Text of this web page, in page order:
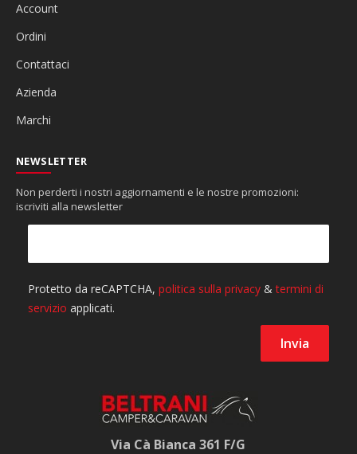
Account
Ordini
Contattaci
Azienda
Marchi
NEWSLETTER
Non perderti i nostri aggiornamenti e le nostre promozioni:
iscriviti alla newsletter
Via Cà Bianca 361 F/G